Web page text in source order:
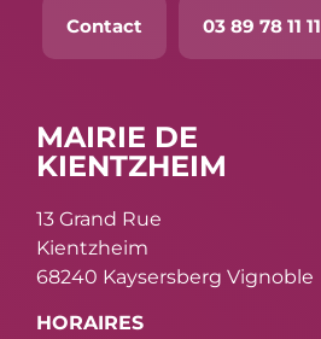
Contact 03 89 78 11 11
MAIRIE DE
KIENTZHEIM
13 Grand Rue
Kientzheim
68240 Kaysersberg Vignoble
HORAIRES